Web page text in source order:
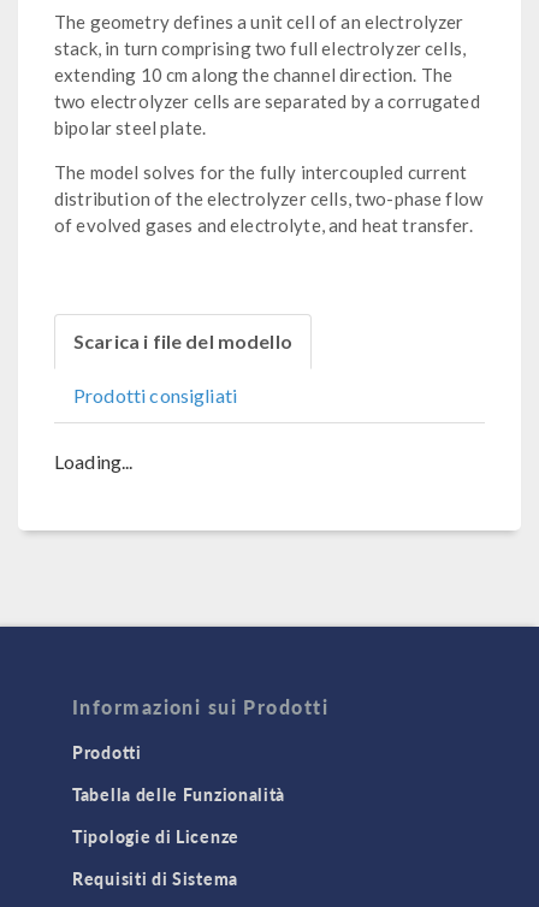
The geometry defines a unit cell of an electrolyzer
stack, in turn comprising two full electrolyzer cells,
extending 10 cm along the channel direction. The
two electrolyzer cells are separated by a corrugated
bipolar steel plate.
The model solves for the fully intercoupled current
distribution of the electrolyzer cells, two-phase flow
of evolved gases and electrolyte, and heat transfer.
Scarica i file del modello
Prodotti consigliati
Loading...
Informazioni sui Prodotti
Prodotti
Tabella delle Funzionalità
Tipologie di Licenze
Requisiti di Sistema